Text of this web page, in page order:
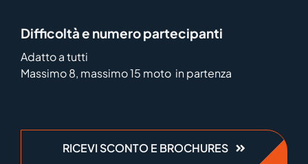
Difficoltà e numero partecipanti
Adatto a tutti
Massimo 8, massimo 15 moto in partenza
RICEVI SCONTO E BROCHURES